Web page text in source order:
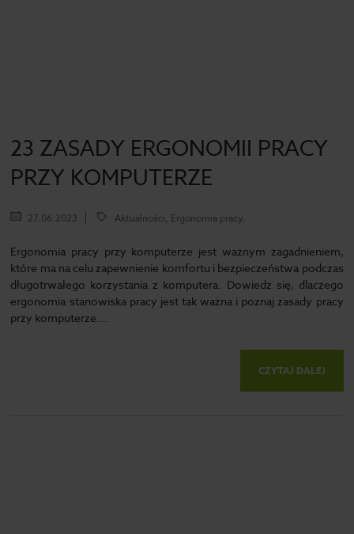
23 ZASADY ERGONOMII PRACY
PRZY KOMPUTERZE
27.06.2023 Aktualności, Ergonomia pracy,
Ergonomia pracy przy komputerze jest ważnym zagadnieniem,
które ma na celu zapewnienie komfortu i bezpieczeństwa podczas
długotrwałego korzystania z komputera. Dowiedz się, dlaczego
ergonomia stanowiska pracy jest tak ważna i poznaj zasady pracy
przy komputerze.…
CZYTAJ DALEJ